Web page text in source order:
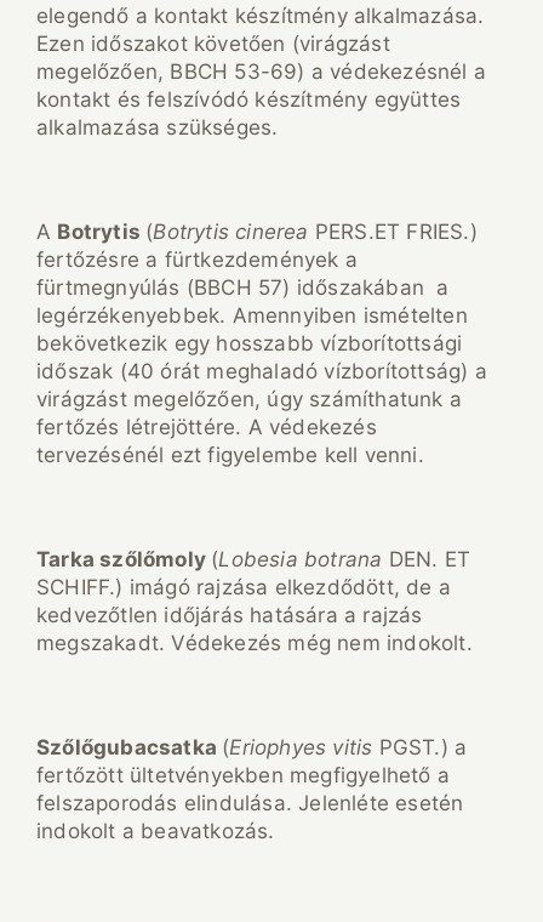
elegendő a kontakt készítmény alkalmazása.
Ezen időszakot követően (virágzást
megelőzően, BBCH 53-69) a védekezésnél a
kontakt és felszívódó készítmény együttes
alkalmazása szükséges.
A Botrytis (Botrytis cinerea PERS.ET FRIES.)
fertőzésre a fürtkezdemények a
fürtmegnyúlás (BBCH 57) időszakában a
legérzékenyebbek. Amennyiben ismételten
bekövetkezik egy hosszabb vízborítottsági
időszak (40 órát meghaladó vízborítottság) a
virágzást megelőzően, úgy számíthatunk a
fertőzés létrejöttére. A védekezés
tervezésénél ezt figyelembe kell venni.
Tarka szőlőmoly (Lobesia botrana DEN. ET
SCHIFF.) imágó rajzása elkezdődött, de a
kedvezőtlen időjárás hatására a rajzás
megszakadt. Védekezés még nem indokolt.
Szőlőgubacsatka (Eriophyes vitis PGST.) a
fertőzött ültetvényekben megfigyelhető a
felszaporodás elindulása. Jelenléte esetén
indokolt a beavatkozás.